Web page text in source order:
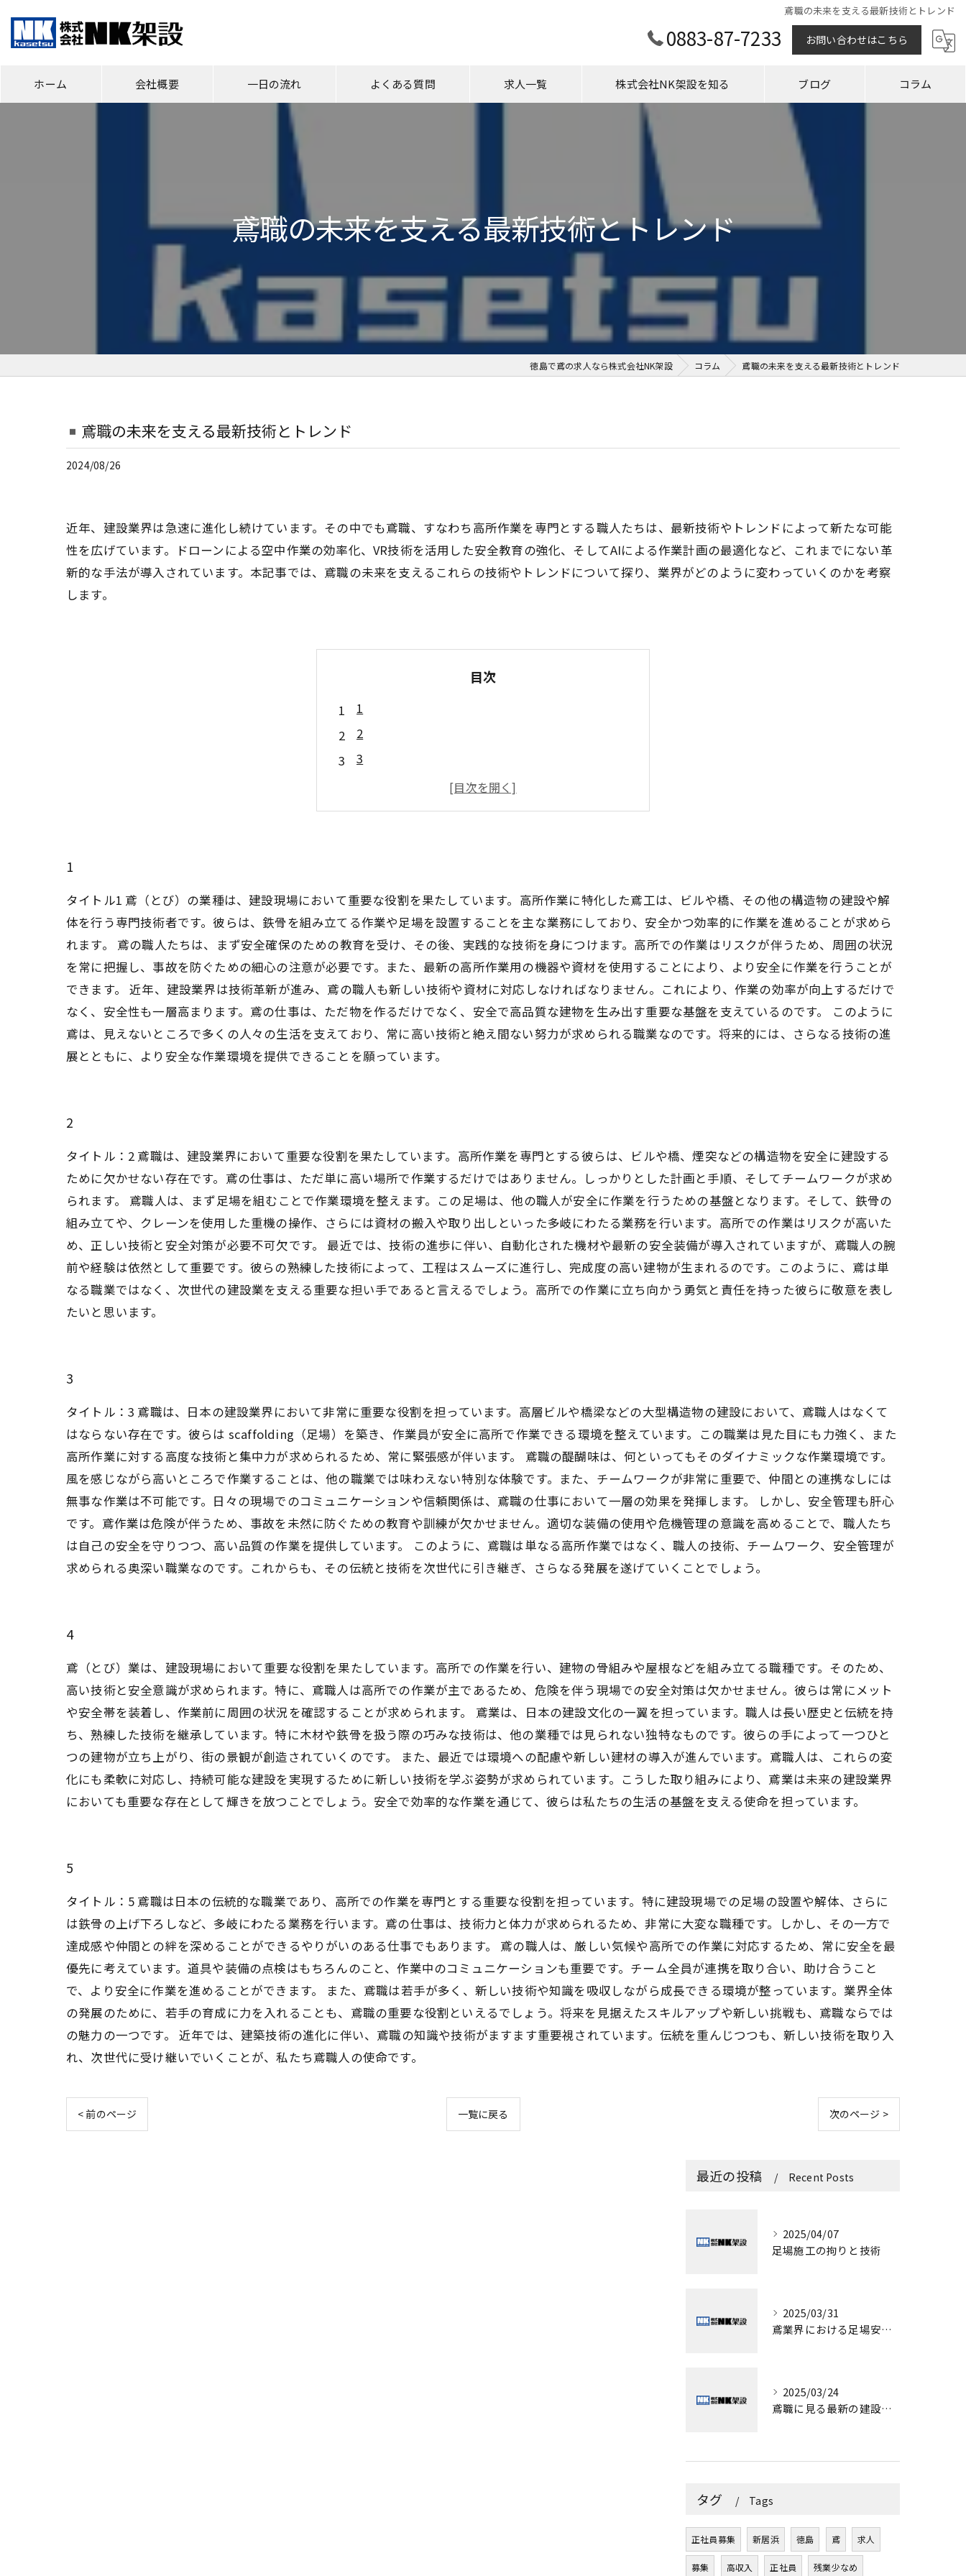
鳶職の未来を支える最新技術とトレンド
0883-87-7233 お問い合わせはこちら
ホーム 会社概要 一日の流れ よくある質問 求人一覧 株式会社NK架設を知る
新居浜市の鳶
ブログ コラム
鳶職の未来を支える最新技術とトレンド
徳島で鳶の求人なら株式会社NK架設 コラム 鳶職の未来を支える最新技術とトレンド
鳶職の未来を支える最新技術とトレンド
2024/08/26
近年、建設業界は急速に進化し続けています。その中でも鳶職、すなわち高所作業を専門とする職人たちは、最新技術やトレンドによって新たな可能
性を広げています。ドローンによる空中作業の効率化、VR技術を活用した安全教育の強化、そしてAIによる作業計画の最適化など、これまでにない革
新的な手法が導入されています。本記事では、鳶職の未来を支えるこれらの技術やトレンドについて探り、業界がどのように変わっていくのかを考察
します。
目次
1
2
3
5
1
タイトル1 鳶（とび）の業種は、建設現場において重要な役割を果たしています。高所作業に特化した鳶工は、ビルや橋、その他の構造物の建設や解
体を行う専門技術者です。彼らは、鉄骨を組み立てる作業や足場を設置することを主な業務にしており、安全かつ効率的に作業を進めることが求めら
れます。 鳶の職人たちは、まず安全確保のための教育を受け、その後、実践的な技術を身につけます。高所での作業はリスクが伴うため、周囲の状況
を常に把握し、事故を防ぐための細心の注意が必要です。また、最新の高所作業用の機器や資材を使用することにより、より安全に作業を行うことが
できます。 近年、建設業界は技術革新が進み、鳶の職人も新しい技術や資材に対応しなければなりません。これにより、作業の効率が向上するだけで
なく、安全性も一層高まります。鳶の仕事は、ただ物を作るだけでなく、安全で高品質な建物を生み出す重要な基盤を支えているのです。 このように
鳶は、見えないところで多くの人々の生活を支えており、常に高い技術と絶え間ない努力が求められる職業なのです。将来的には、さらなる技術の進
展とともに、より安全な作業環境を提供できることを願っています。
2
タイトル：2 鳶職は、建設業界において重要な役割を果たしています。高所作業を専門とする彼らは、ビルや橋、煙突などの構造物を安全に建設する
ために欠かせない存在です。鳶の仕事は、ただ単に高い場所で作業するだけではありません。しっかりとした計画と手順、そしてチームワークが求め
られます。 鳶職人は、まず足場を組むことで作業環境を整えます。この足場は、他の職人が安全に作業を行うための基盤となります。そして、鉄骨の
組み立てや、クレーンを使用した重機の操作、さらには資材の搬入や取り出しといった多岐にわたる業務を行います。高所での作業はリスクが高いた
め、正しい技術と安全対策が必要不可欠です。 最近では、技術の進歩に伴い、自動化された機材や最新の安全装備が導入されていますが、鳶職人の腕
前や経験は依然として重要です。彼らの熟練した技術によって、工程はスムーズに進行し、完成度の高い建物が生まれるのです。このように、鳶は単
なる職業ではなく、次世代の建設業を支える重要な担い手であると言えるでしょう。高所での作業に立ち向かう勇気と責任を持った彼らに敬意を表し
たいと思います。
3
タイトル：3 鳶職は、日本の建設業界において非常に重要な役割を担っています。高層ビルや橋梁などの大型構造物の建設において、鳶職人はなくて
はならない存在です。彼らは scaffolding（足場）を築き、作業員が安全に高所で作業できる環境を整えています。この職業は見た目にも力強く、また
高所作業に対する高度な技術と集中力が求められるため、常に緊張感が伴います。 鳶職の醍醐味は、何といってもそのダイナミックな作業環境です。
風を感じながら高いところで作業することは、他の職業では味わえない特別な体験です。また、チームワークが非常に重要で、仲間との連携なしには
無事な作業は不可能です。日々の現場でのコミュニケーションや信頼関係は、鳶職の仕事において一層の効果を発揮します。 しかし、安全管理も肝心
です。鳶作業は危険が伴うため、事故を未然に防ぐための教育や訓練が欠かせません。適切な装備の使用や危機管理の意識を高めることで、職人たち
は自己の安全を守りつつ、高い品質の作業を提供しています。 このように、鳶職は単なる高所作業ではなく、職人の技術、チームワーク、安全管理が
求められる奥深い職業なのです。これからも、その伝統と技術を次世代に引き継ぎ、さらなる発展を遂げていくことでしょう。
4
鳶（とび）業は、建設現場において重要な役割を果たしています。高所での作業を行い、建物の骨組みや屋根などを組み立てる職種です。そのため、
高い技術と安全意識が求められます。特に、鳶職人は高所での作業が主であるため、危険を伴う現場での安全対策は欠かせません。彼らは常にメット
や安全帯を装着し、作業前に周囲の状況を確認することが求められます。 鳶業は、日本の建設文化の一翼を担っています。職人は長い歴史と伝統を持
ち、熟練した技術を継承しています。特に木材や鉄骨を扱う際の巧みな技術は、他の業種では見られない独特なものです。彼らの手によって一つひと
つの建物が立ち上がり、街の景観が創造されていくのです。 また、最近では環境への配慮や新しい建材の導入が進んでいます。鳶職人は、これらの変
化にも柔軟に対応し、持続可能な建設を実現するために新しい技術を学ぶ姿勢が求められています。こうした取り組みにより、鳶業は未来の建設業界
においても重要な存在として輝きを放つことでしょう。安全で効率的な作業を通じて、彼らは私たちの生活の基盤を支える使命を担っています。
5
タイトル：5 鳶職は日本の伝統的な職業であり、高所での作業を専門とする重要な役割を担っています。特に建設現場での足場の設置や解体、さらに
は鉄骨の上げ下ろしなど、多岐にわたる業務を行います。鳶の仕事は、技術力と体力が求められるため、非常に大変な職種です。しかし、その一方で
達成感や仲間との絆を深めることができるやりがいのある仕事でもあります。 鳶の職人は、厳しい気候や高所での作業に対応するため、常に安全を最
優先に考えています。道具や装備の点検はもちろんのこと、作業中のコミュニケーションも重要です。チーム全員が連携を取り合い、助け合うこと
で、より安全に作業を進めることができます。 また、鳶職は若手が多く、新しい技術や知識を吸収しながら成長できる環境が整っています。業界全体
の発展のために、若手の育成に力を入れることも、鳶職の重要な役割といえるでしょう。将来を見据えたスキルアップや新しい挑戦も、鳶職ならでは
の魅力の一つです。 近年では、建築技術の進化に伴い、鳶職の知識や技術がますます重要視されています。伝統を重んじつつも、新しい技術を取り入
れ、次世代に受け継いでいくことが、私たち鳶職人の使命です。
< 前のページ 一覧に戻る 次のページ >
最近の投稿 Recent Posts
2025/04/07
足場施工の拘りと技術
2025/03/31
鳶業界における足場安全の重要性
2025/03/24
鳶職に見る最新の建設業トレンド
タグ Tags
正社員募集 新居浜 徳島 鳶 求人
募集 高収入 正社員 残業少なめ